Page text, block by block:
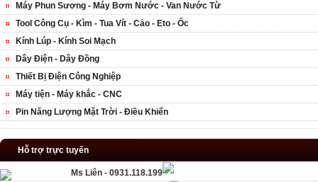
Máy Phun Sương - Máy Bơm Nước - Van Nước Từ
Tool Công Cụ - Kìm - Tua Vít - Cảo - Eto - Ốc
Kính Lúp - Kính Soi Mạch
Dây Điện - Dây Đồng
Thiết Bị Điện Công Nghiệp
Máy tiện - Máy khắc - CNC
Pin Năng Lượng Mặt Trời - Điều Khiển
Hỗ trợ trực tuyến
Ms Liên - 0931.118.199